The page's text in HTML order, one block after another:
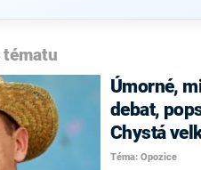
Úmorné,
debat,
Chystá
Téma: Opozice